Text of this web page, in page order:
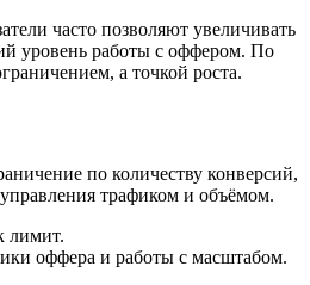
часто позволяют увеличивать
уровень работы с оффером. По
а точкой роста.
по количеству конверсий,
трафиком и объёмом.
лимит.
оффера и работы с масштабом.